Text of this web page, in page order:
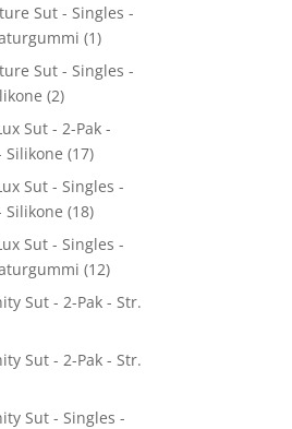
Sut - Singles -
(1)
Sut - Singles -
(2)
Sut - 2-Pak -
Silikone (17)
Sut - Singles -
Silikone (18)
Sut - Singles -
(12)
Sut - 2-Pak - Str.
Sut - 2-Pak - Str.
Sut - Singles -